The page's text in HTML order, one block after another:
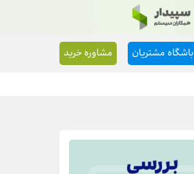
باشگاه مشتریان مشاوره خرید